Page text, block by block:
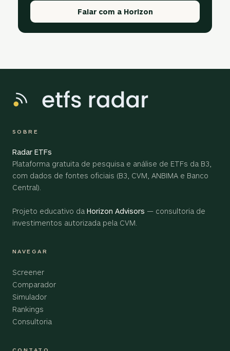
Falar com a Horizon
SOBRE
Radar ETFs
Plataforma gratuita de pesquisa e análise de ETFs da B3,
com dados de fontes oficiais (B3, CVM, ANBIMA e Banco
Central).
Projeto educativo da Horizon Advisors — consultoria de
investimentos autorizada pela CVM.
NAVEGAR
Screener
Comparador
Simulador
Rankings
Consultoria